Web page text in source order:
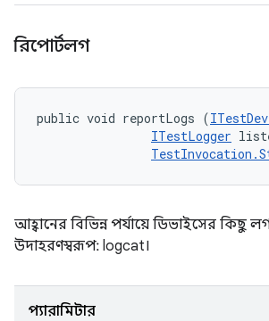
রিপোর্টলগ
public void reportLogs (
ITestLogger
আহ্বানের বিভিন্ন পর্যায়ে ডিভাইসের কিছু
উদাহরণস্বরূপ: logcat।
প্যারামিটার